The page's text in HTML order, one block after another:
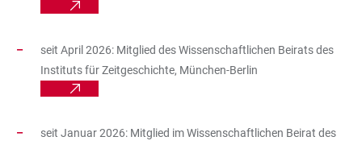
seit April 2026: Mitglied des Wissenschaftlichen Beirats des
Instituts für Zeitgeschichte, München-Berlin
seit Januar 2026: Mitglied im Wissenschaftlichen Beirat des